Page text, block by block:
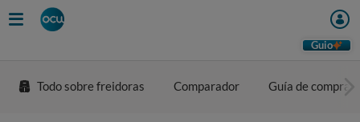
Guio
Todo sobre freidoras Comparador Guía de compra